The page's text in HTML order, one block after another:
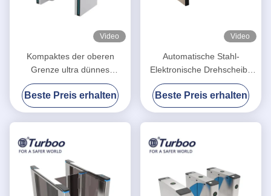
Video
Kompaktes der oberen
Grenze ultra dünnes
Zugriffskontrollgeschwindigkeits-
Tor-Drehkreuz des
Schwingen-Drehkreuz-Tor-
RFID
Beste Preis erhalten
Video
Automatische Stahl-
Elektronische Drehscheibe
gesicherte
Gesichtserkennung
wasserdichte Schwingung
Barriere Tor
Beste Preis erhalten